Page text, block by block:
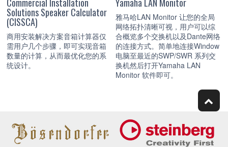
Solutions Speaker Calculator
(CISSCA)
商用安装解决方案音箱计算器仅
需用户几个步骤，即可实现音箱
数量的计算，从而最优化您的系
统设计。
雅马哈LAN Monitor 让您的全局
网络拓扑清晰可视，用户可以综
合概览多个交换机以及Dante网络
的连接方式。简单地连接Window
电脑至最近的SWP/SWR 系列交
换机然后打开Yamaha LAN
Monitor 软件即可。